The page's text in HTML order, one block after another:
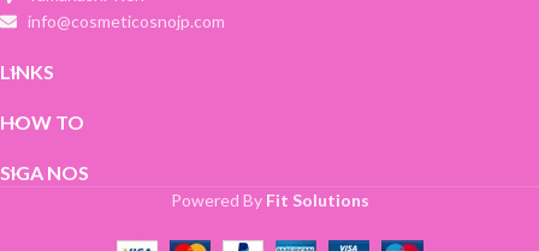
info@cosmeticosnojp.com
LINKS
HOW TO
SIGA NOS
Powered By Fit Solutions